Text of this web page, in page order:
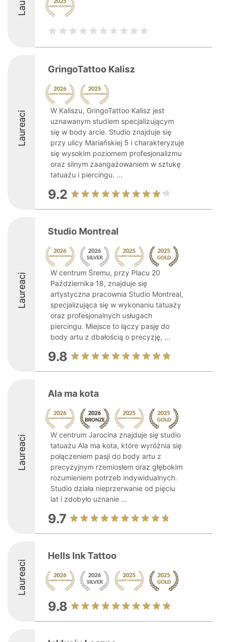
Laureaci
GringoTattoo Kalisz
W Kaliszu, GringoTattoo Kalisz jest
uznawanym studiem specjalizującym
się w body arcie. Studio znajduje się
przy ulicy Mariańskiej 5 i charakteryzuje
się wysokim poziomem profesjonalizmu
oraz silnym zaangażowaniem w sztukę
tatuażu i piercingu. ...
9.2
Laureaci
Studio Montreal
W centrum Śremu, przy Placu 20
Października 18, znajduje się
artystyczna pracownia Studio Montreal,
specjalizująca się w wykonaniu tatuaży
oraz profesjonalnych usługach
piercingu. Miejsce to łączy pasję do
body artu z dbałością o precyzję, ...
9.8
Laureaci
Ala ma kota
W centrum Jarocina znajduje się studio
tatuażu Ala ma kota, które wyróżnia się
połączeniem pasji do body artu z
precyzyjnym rzemiosłem oraz głębokim
rozumieniem potrzeb indywidualnych.
Studio działa nieprzerwanie od pięciu
lat i zdobyło uznanie ...
9.7
Laureaci
Hells Ink Tattoo
9.8